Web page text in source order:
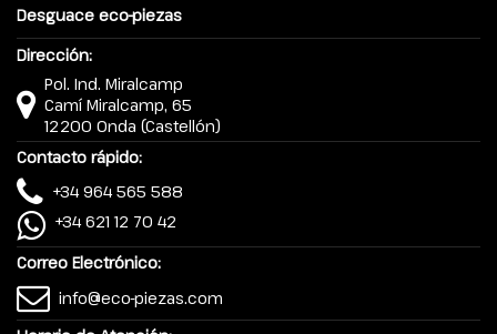
Desguace eco-piezas
Dirección:
Pol. Ind. Miralcamp
Camí Miralcamp, 65
12200 Onda (Castellón)
Contacto rápido:
+34 964 565 588
+34 621 12 70 42
Correo Electrónico:
info@eco-piezas.com